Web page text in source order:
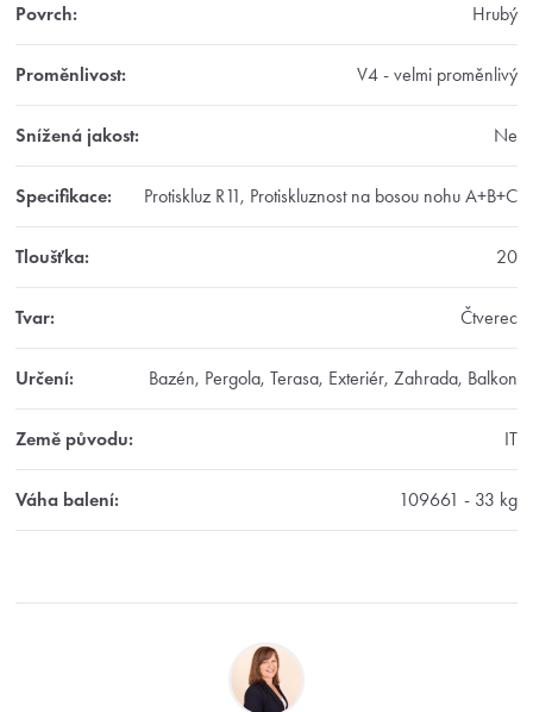
Povrch: Hrubý
Proměnlivost: V4 - velmi proměnlivý
Snížená jakost: Ne
Specifikace: Protiskluz R11, Protiskluznost na bosou nohu A+B+C
Tloušťka: 20
Tvar: Čtverec
Určení: Bazén, Pergola, Terasa, Exteriér, Zahrada, Balkon
Země původu: IT
Váha balení: 109661 - 33 kg